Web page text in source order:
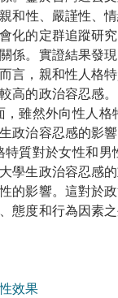
和性、嚴謹性、
化的定群追蹤研
係。實證結果發
，親和性人格
高的政治容忍感
雖然外向性人
政治容忍感的影
質對於女性和
學生政治容忍感
的影響。這對於
態度和行為因素
效果